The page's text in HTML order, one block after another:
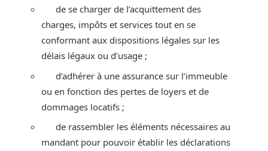
de se charger de l’acquittement des
charges, impôts et services tout en se
conformant aux dispositions légales sur les
délais légaux ou d’usage ;
d’adhérer à une assurance sur l’immeuble
ou en fonction des pertes de loyers et de
dommages locatifs ;
de rassembler les éléments nécessaires au
mandant pour pouvoir établir les déclarations